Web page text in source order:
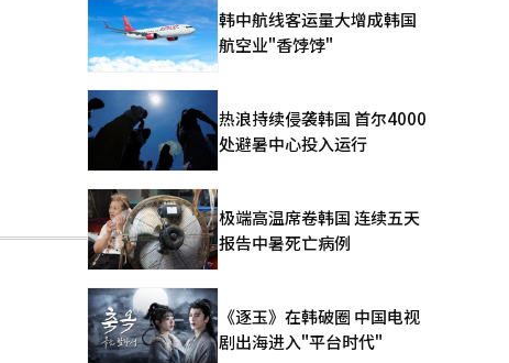
韩中航线客运量大增成韩国
航空业"香饽饽"
热浪持续侵袭韩国 首尔4000
处避暑中心投入运行
极端高温席卷韩国 连续五天
报告中暑死亡病例
《逐玉》在韩破圈 中国电视
剧出海进入"平台时代"